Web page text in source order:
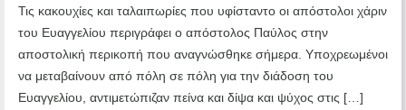
Τις κακουχίες και ταλαιπωρίες που υφίσταντο οι απόστολοι χάριν
του Ευαγγελίου περιγράφει ο απόστολος Παύλος στην
αποστολική περικοπή που αναγνώσθηκε σήμερα. Υποχρεωμένοι
να μεταβαίνουν από πόλη σε πόλη για την διάδοση του
Ευαγγελίου, αντιμετώπιζαν πείνα και δίψα και ψύχος στις […]